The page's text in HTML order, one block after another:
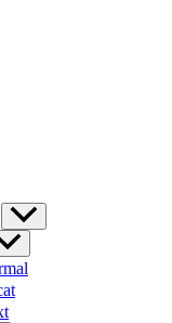
Menu
Toggle